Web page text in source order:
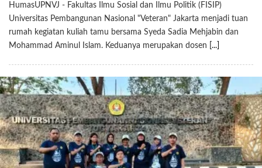
HumasUPNVJ - Fakultas Ilmu Sosial dan Ilmu Politik (FISIP)
Universitas Pembangunan Nasional "Veteran" Jakarta menjadi tuan
rumah kegiatan kuliah tamu bersama Syeda Sadia Mehjabin dan
Mohammad Aminul Islam. Keduanya merupakan dosen
[...]